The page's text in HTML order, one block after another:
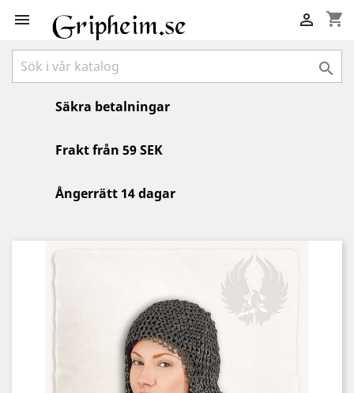
 shopping_cart


Säkra betalningar
Frakt från 59 SEK
Ångerrätt 14 dagar